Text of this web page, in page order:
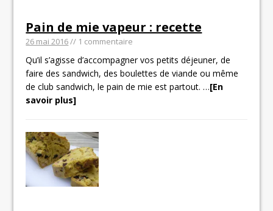
Pain de mie vapeur : recette
26 mai 2016// 1 commentaire
Qu’il s’agisse d’accompagner vos petits déjeuner, de
faire des sandwich, des boulettes de viande ou même
de club sandwich, le pain de mie est partout.…[En
savoir plus]